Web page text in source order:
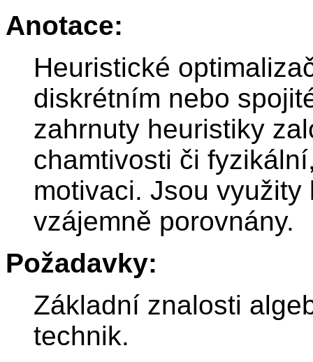
Anotace:
Heuristické
diskrétním nebo
zahrnuty heuristiky
chamtivosti či
motivaci. Jsou
vzájemně porovnány.
Požadavky:
Základní znalosti
technik.